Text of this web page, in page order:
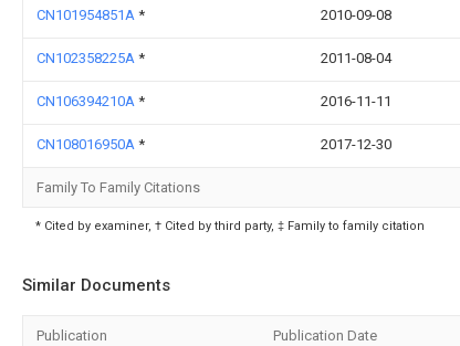
CN101954851A * 2010-09-08
CN102358225A * 2011-08-04
CN106394210A * 2016-11-11
CN108016950A * 2017-12-30
Family To Family Citations
* Cited by examiner, † Cited by third party, ‡ Family to family citation
Similar Documents
Publication Publication Date